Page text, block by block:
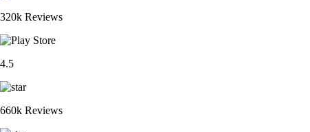
320k Reviews
4.5
660k Reviews